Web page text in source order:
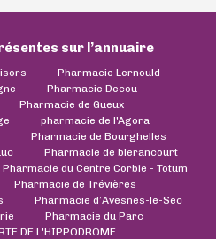
sur l’annuaire
Pharmacie Lernould
Pharmacie Decou
Pharmacie de Gueux
pharmacie de l'Agora
Pharmacie de Bourghelles
Pharmacie de blerancourt
Pharmacie du Centre Corbie - Totum
Pharmacie de Trévières
Pharmacie d’Avesnes-le-Sec
Pharmacie du Parc
DE L'HIPPODROME